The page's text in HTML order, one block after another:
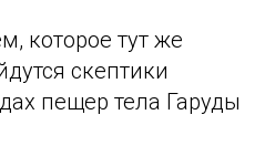
которое тут же
скептики
пещер тела Гаруды